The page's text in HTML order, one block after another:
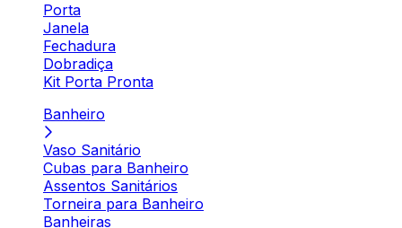
Porta
Janela
Fechadura
Dobradiça
Kit Porta Pronta
Banheiro
Vaso Sanitário
Cubas para Banheiro
Assentos Sanitários
Torneira para Banheiro
Banheiras